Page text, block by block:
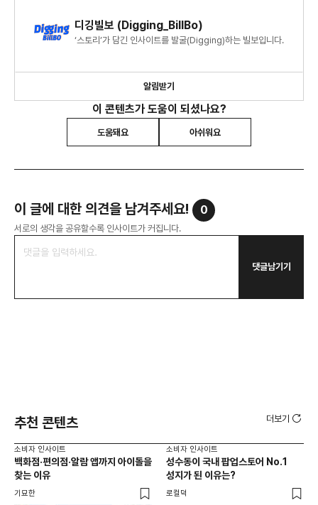
디깅빌보 (Digging_BillBo)
‘스토리’가 담긴 인사이트를 발굴(Digging)하는 빌보입니다.
알림받기
이 콘텐츠가 도움이 되셨나요?
도움돼요 아쉬워요
이 글에 대한 의견을 남겨주세요! 0
서로의 생각을 공유할수록 인사이트가 커집니다.
댓글남기기
추천 콘텐츠 더보기
소비자 인사이트
백화점·편의점·알람 앱까지 아이돌을
찾는 이유
기묘한
소비자 인사이트
성수동이 국내 팝업스토어 No.1
성지가 된 이유는?
로컬덕